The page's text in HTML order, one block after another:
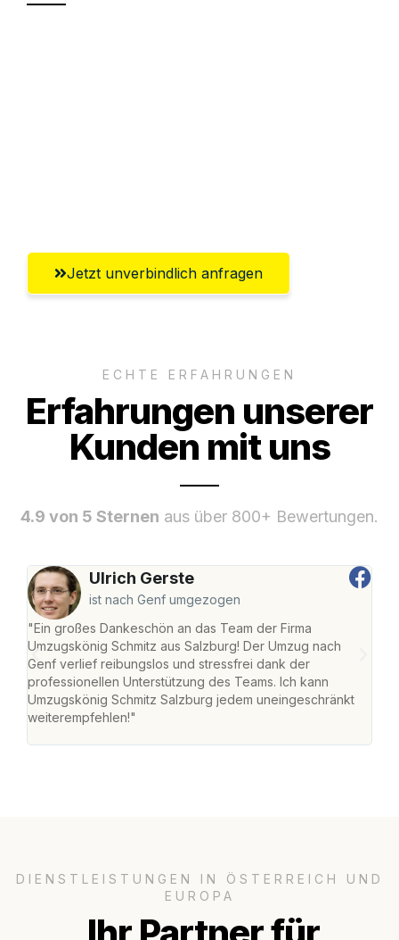
Jetzt unverbindlich anfragen
ECHTE ERFAHRUNGEN
Erfahrungen unserer
Kunden mit uns
4.9 von 5 Sternen aus über 800+ Bewertungen.
Ulrich Gerste
ist nach Genf umgezogen
"Ein großes Dankeschön an das Team der Firma
Umzugskönig Schmitz aus Salzburg! Der Umzug nach
Genf verlief reibungslos und stressfrei dank der
professionellen Unterstützung des Teams. Ich kann
Umzugskönig Schmitz Salzburg jedem uneingeschränkt
weiterempfehlen!"
DIENSTLEISTUNGEN IN ÖSTERREICH UND
EUROPA